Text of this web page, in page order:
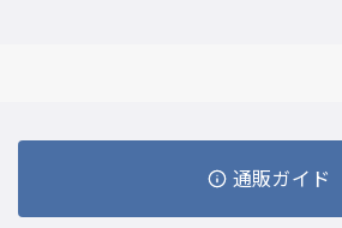
通販ガイド